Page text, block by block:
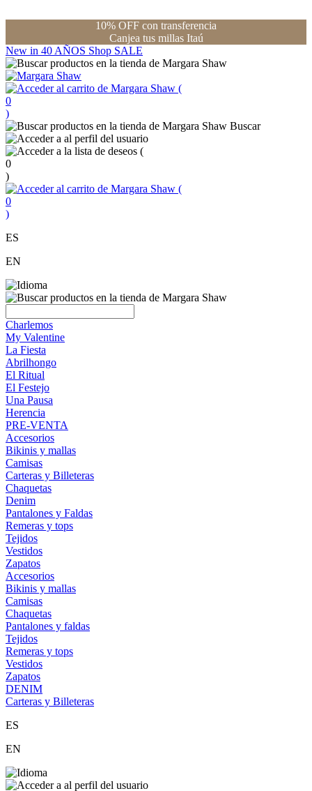
10% OFF con transferencia
Canjea tus millas Itaú
New in 40 AÑOS Shop SALE
(
0
)
Buscar
(
0
)
(
0
)
ES
EN
Charlemos
My Valentine
La Fiesta
Abrilhongo
El Ritual
El Festejo
Una Pausa
Herencia
PRE-VENTA
Accesorios
Bikinis y mallas
Camisas
Carteras y Billeteras
Chaquetas
Denim
Pantalones y Faldas
Remeras y tops
Tejidos
Vestidos
Zapatos
Accesorios
Bikinis y mallas
Camisas
Chaquetas
Pantalones y faldas
Tejidos
Remeras y tops
Vestidos
Zapatos
DENIM
Carteras y Billeteras
ES
EN